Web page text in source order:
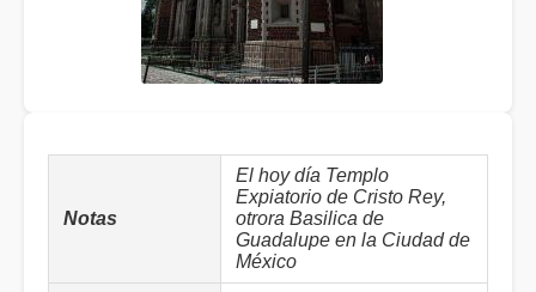
Notas
El hoy día Templo
Expiatorio de Cristo Rey,
otrora Basilica de
Guadalupe en la Ciudad de
México